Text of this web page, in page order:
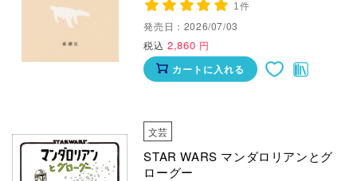
1件
発売日：2026/07/03
税込 2,860 円
カートに入れる
文芸
STAR WARS マンダロリアンとグ
ローグー